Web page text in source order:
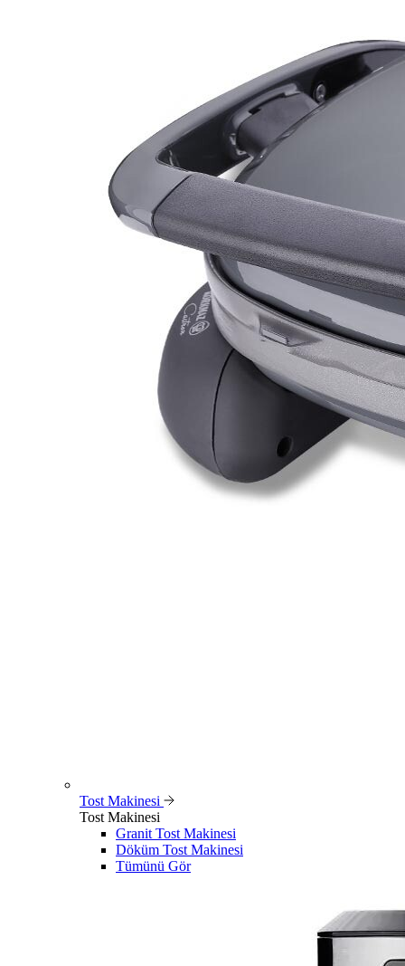
Tost Makinesi
Tost Makinesi
Granit Tost Makinesi
Döküm Tost Makinesi
Tümünü Gör